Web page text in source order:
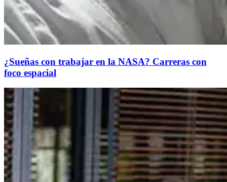
¿Sueñas con trabajar en la NASA? Carreras con
foco espacial